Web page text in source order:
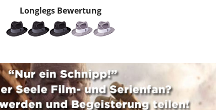
LonglegsBewertung